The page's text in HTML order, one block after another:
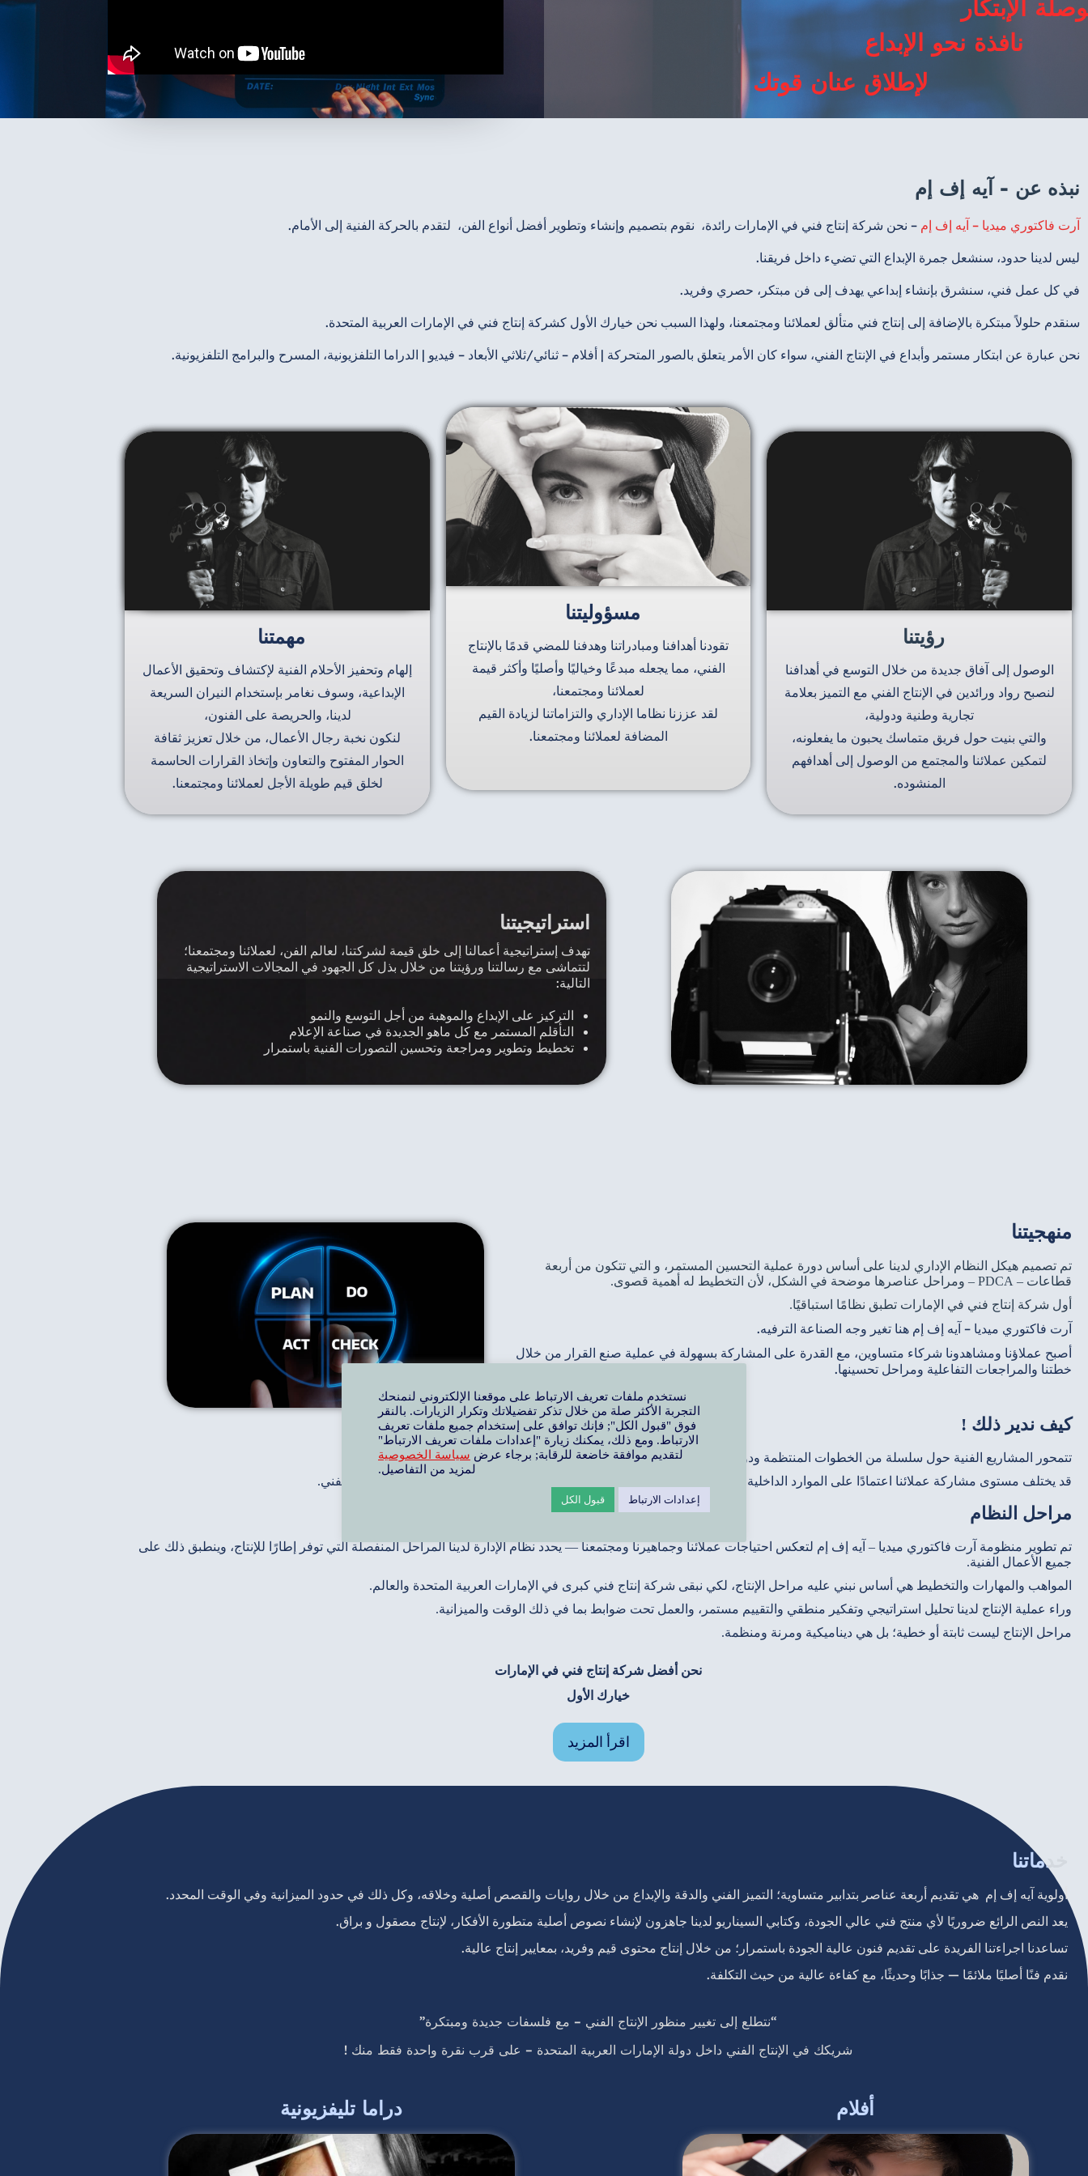
الإبتكار
نافذة نحو الإبداع
لإطلاق عنان قوتك
نبذه عن - آيه إف إم
آرت فاكتوري ميديا – آيه إف إم – نحن شركة إنتاج فني في الإمارات رائدة، نقوم بتصميم وإنشاء وتطوير أفضل أنواع الفن، لتقدم بالحركة الفنية إلى الأمام.
ليس لدينا حدود، سنشعل جمرة الإبداع التي تضيء داخل فريقنا.
في كل عمل فني، سنشرق بإنشاء إبداعي يهدف إلى فن مبتكر، حصري وفريد.
سنقدم حلولاً مبتكرة بالإضافة إلى إنتاج فني متألق لعملائنا ومجتمعنا، ولهذا السبب نحن خيارك الأول كشركة إنتاج فني في الإمارات العربية المتحدة.
نحن عبارة عن ابتكار مستمر وأبداع في الإنتاج الفني، سواء كان الأمر يتعلق بالصور المتحركة | أفلام – ثنائي/ثلاثي الأبعاد – فيديو | الدراما التلفزيونية، المسرح والبرامج التلفزيونية.
رؤيتنا
الوصول إلى آفاق جديدة من خلال التوسع في أهدافنا
لنصبح رواد ورائدين في الإنتاج الفني مع التميز بعلامة
تجارية وطنية ودولية،
والتي بنيت حول فريق متماسك يحبون ما يفعلونه،
لتمكين عملائنا والمجتمع من الوصول إلى أهدافهم
المنشوده.
مسؤوليتنا
تقودنا أهدافنا ومبادراتنا وهدفنا للمضي قدمًا بالإنتاج
الفني، مما يجعله مبدعًا وخياليًا وأصليًا وأكثر قيمة
لعملائنا ومجتمعنا،
لقد عززنا نظاما الإداري والتزاماتنا لزيادة القيم
المضافة لعملائنا ومجتمعنا.
مهمتنا
إلهام وتحفيز الأحلام الفنية لإكتشاف وتحقيق الأعمال
الإبداعية، وسوف نغامر بإستخدام النيران السريعة
لدينا، والحريصة على الفنون،
لنكون نخبة رجال الأعمال، من خلال تعزيز ثقافة
الحوار المفتوح والتعاون وإتخاذ القرارات الحاسمة
لخلق قيم طويلة الأجل لعملائنا ومجتمعنا.
استراتيجيتنا
تهدف إستراتيجية أعمالنا إلى خلق قيمة لشركتنا، لعالم الفن، لعملائنا ومجتمعنا؛
لتتماشى مع رسالتنا ورؤيتنا من خلال بذل كل الجهود في المجالات الاستراتيجية
التالية:
التركيز على الإبداع والموهبة من أجل التوسع والنمو
التأقلم المستمر مع كل ماهو الجديدة في صناعة الإعلام
تخطيط وتطوير ومراجعة وتحسين التصورات الفنية باستمرار
منهجيتنا
تم تصميم هيكل النظام الإداري لدينا على أساس دورة عملية التحسين المستمر، و التي تتكون من أربعة
قطاعات – PDCA – ومراحل عناصرها موضحة في الشكل، لأن التخطيط له أهمية قصوى.
أول شركة إنتاج فني في الإمارات تطبق نظامًا استباقيًا.
آرت فاكتوري ميديا – آيه إف إم هنا تغير وجه الصناعة الترفيه.
أصبح عملاؤنا ومشاهدونا شركاء متساوين، مع القدرة على المشاركة بسهولة في عملية صنع القرار من خلال
خطتنا والمراجعات التفاعلية ومراحل تحسينها.
كيف ندير ذلك !
تتمحور المشاريع الفنية حول سلسلة من الخطوات المنتظمة ودورية من ردود فعل المتلقي/دورة الموافقة و ذلك بشكل منهجي ومنظم.
قد يختلف مستوى مشاركة عملائنا اعتمادًا على الموارد الداخلية لديهم وعمق المشاركة التي يرغبون فيها في المراحل المختلفة من المشروع الفني.
مراحل النظام
تم تطوير منظومة آرت فاكتوري ميديا – آيه إف إم لتعكس احتياجات عملائنا وجماهيرنا ومجتمعنا — يحدد نظام الإدارة لدينا المراحل المنفصلة التي توفر إطارًا للإنتاج، وينطبق ذلك على
جميع الأعمال الفنية.
المواهب والمهارات والتخطيط هي أساس نبني عليه مراحل الإنتاج، لكي نبقى شركة إنتاج فني كبرى في الإمارات العربية المتحدة والعالم.
وراء عملية الإنتاج لدينا تحليل استراتيجي وتفكير منطقي والتقييم مستمر، والعمل تحت ضوابط بما في ذلك الوقت والميزانية.
مراحل الإنتاج ليست ثابتة أو خطية؛ بل هي ديناميكية ومرنة ومنظمة.
نحن أفضل شركة إنتاج فني في الإمارات
خيارك الأول
اقرأ المزيد
خدماتنا
أولوية آيه إف إم هي تقديم أربعة عناصر بتدابير متساوية؛ التميز الفني والدقة والإبداع من خلال روايات والقصص أصلية وخلاقه، وكل ذلك في حدود الميزانية وفي الوقت المحدد.
يعد النص الرائع ضروريًا لأي منتج فني عالي الجودة، وكتابي السيناريو لدينا جاهزون لإنشاء نصوص أصلية متطورة الأفكار، لإنتاج مصقول و براق.
تساعدنا اجراءتنا الفريدة على تقديم فنون عالية الجودة باستمرار؛ من خلال إنتاج محتوى قيم وفريد، بمعايير إنتاج عالية.
نقدم فنًا أصليًا ملائمًا — جذابًا وحديثًا، مع كفاءة عالية من حيث التكلفة.
“نتطلع إلى تغيير منظور الإنتاج الفني – مع فلسفات جديدة ومبتكرة”
شريكك في الإنتاج الفني داخل دولة الإمارات العربية المتحدة – على قرب نقرة واحدة فقط منك !
أفلام دراما تليفزيونية
نستخدم ملفات تعريف الارتباط على موقعنا الإلكتروني لنمنحك
التجربة الأكثر صلة من خلال تذكر تفضيلاتك وتكرار الزيارات. بالنقر
فوق "قبول الكل"; فإنك توافق على إستخدام جميع ملفات تعريف
الارتباط. ومع ذلك، يمكنك زيارة "إعدادات ملفات تعريف الارتباط"
لتقديم موافقة خاضعة للرقابة; برجاء عرض سياسة الخصوصية
لمزيد من التفاصيل.
إعدادات الارتباط قبول الكل